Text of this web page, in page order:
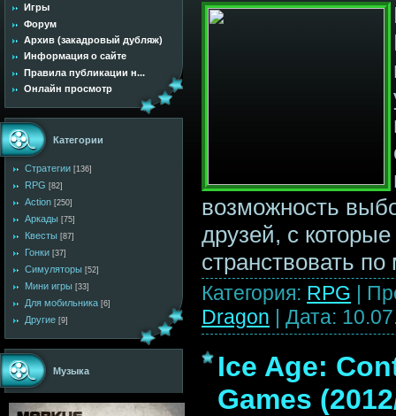
Игры
Форум
Архив (закадровый дубляж)
Информация о сайте
Правила публикации н...
Онлайн просмотр
Категории
Стратегии [136]
RPG [82]
Action [250]
Аркады [75]
Квесты [87]
Гонки [37]
Симуляторы [52]
Мини игры [33]
Для мобильника [6]
Другие [9]
Музыка
возможность
друзей, с
странствовать по
Категория: RPG |
Dragon | Дата:
Ice Age:
Games